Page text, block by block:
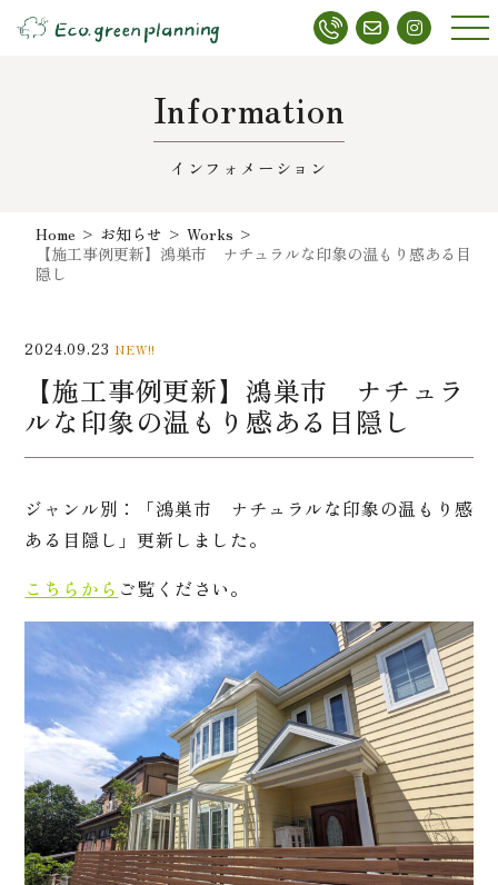
メニ
Information
インフォメーション
Home > お知らせ >Works >
【施工事例更新】鴻巣市 ナチュラルな印象の温もり感ある目
隠し
2024.09.23 NEW!!
【施工事例更新】鴻巣市 ナチュラ
ルな印象の温もり感ある目隠し
ジャンル別：「鴻巣市 ナチュラルな印象の温もり感
ある目隠し」更新しました。
こちらから ご覧ください。